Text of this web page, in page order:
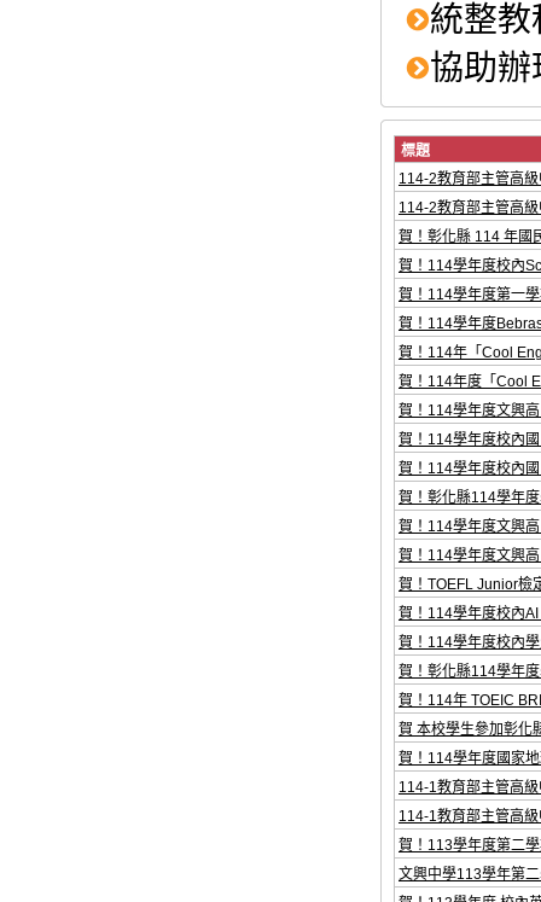
統整教
協助
標題
114-2教育部主管高
114-2教育部主管高
賀！彰化縣 114 年國
賀！114學年度校內
賀！114學年度第一
賀！114學年度
賀！114年「Cool
賀！114年度「Cool
賀！114學年度文興
賀！114學年度校內
賀！114學年度校內
賀！彰化縣114學年
賀！114學年度文興
賀！114學年度文興
賀！TOEFL Junior檢
賀！114學年度校內
賀！114學年度校內
賀！彰化縣114學年
賀！114年 TOEIC
賀 本校學生參加彰化
賀！114學年度國家
114-1教育部主管高
114-1教育部主管高
賀！113學年度第二
文興中學113學年第